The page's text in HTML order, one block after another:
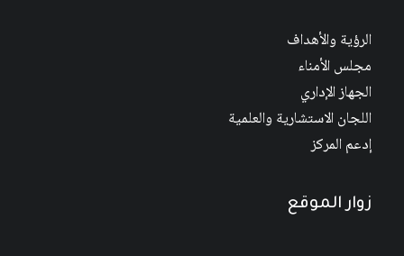
الرؤية والأهداف
مجلس الأمناء
الجهاز الإداري
اللجان الاستشارية والعلمية
إدعم المركز
زوار الموقع